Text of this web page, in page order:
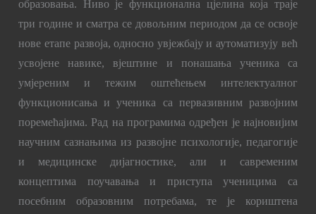
образовања.
Ниво је функционална цјелина која траје
три године и сматра се довољним периодом да се освоје
нове етапе развоја, односно увјежбају и аутоматизују већ
усвојене навике, вјештине и понашања ученика са
умјереним и тежим оштећењем интелектуалног
функционисања и ученика са первазивним развојним
поремећајима. Рад на програмима одређен је најновијим
научним сазнањима из развојне психологије, педагогије
и медицинске дијагностике, али и савременим
концептима поучавања и приступа ученицима са
посебним образовним потребама, те је кориштена